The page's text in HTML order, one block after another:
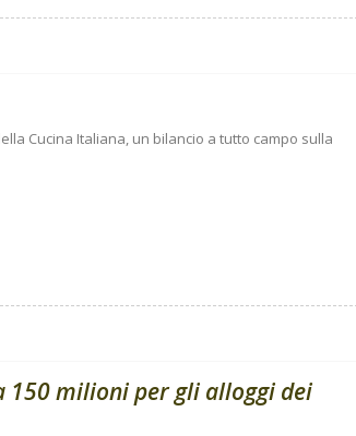
Cucina Italiana, un bilancio a tutto campo sulla
150 milioni per gli alloggi dei